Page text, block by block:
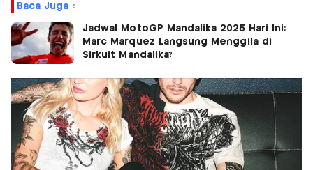
Baca Juga :
Jadwal MotoGP Mandalika 2025 Hari Ini:
Marc Marquez Langsung Menggila di
Sirkuit Mandalika?